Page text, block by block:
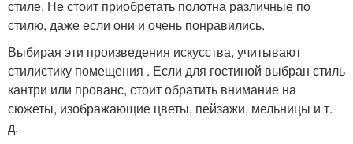
стиле. Не стоит приобретать полотна различные по
стилю, даже если они и очень понравились.
Выбирая эти произведения искусства, учитывают
стилистику помещения . Если для гостиной выбран стиль
кантри или прованс, стоит обратить внимание на
сюжеты, изображающие цветы, пейзажи, мельницы и т.
д.